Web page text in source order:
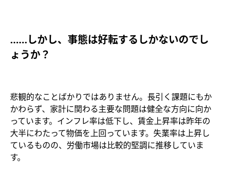
……しかし、事態は好転するしかないのでし
ょうか？
悲観的なことばかりではありません。長引く課題にもか
かわらず、家計に関わる主要な問題は健全な方向に向か
っています。インフレ率は低下し、賃金上昇率は昨年の
大半にわたって物価を上回っています。失業率は上昇し
ているものの、労働市場は比較的堅調に推移していま
す。